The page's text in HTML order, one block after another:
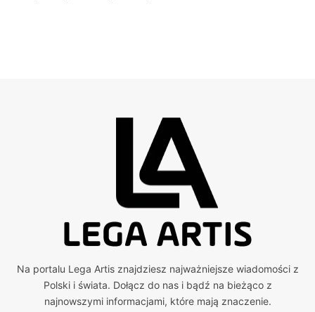
Na portalu Lega Artis znajdziesz najważniejsze wiadomości z
Polski i świata. Dołącz do nas i bądź na bieżąco z
najnowszymi informacjami, które mają znaczenie.